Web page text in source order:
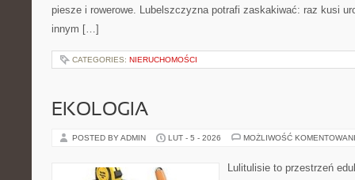
piesze i rowerowe. Lubelszczyzna potrafi zaskakiwać: raz kusi
innym […]
CATEGORIES: NIERUCHOMOŚCI
EKOLOGIA
POSTED BY ADMIN LUT - 5 - 2026 MOŻLIWOŚĆ
Lulitulisie to przestrzeń